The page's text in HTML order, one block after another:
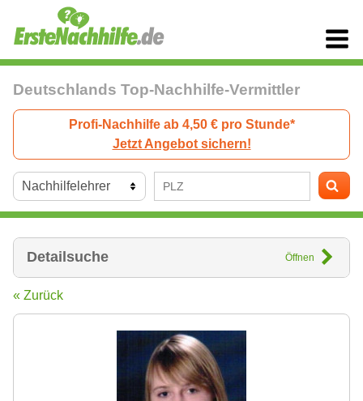
Deutschlands Top-Nachhilfe-Vermittler
Profi-Nachhilfe ab 4,50 € pro Stunde*
Jetzt Angebot sichern!
Detailsuche Öffnen
« Zurück